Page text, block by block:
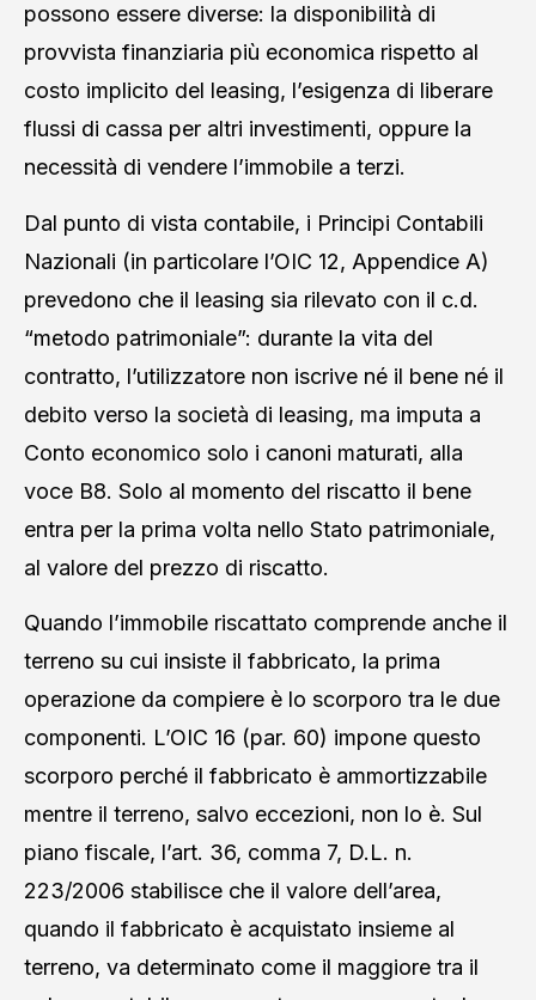
possono essere diverse: la disponibilità di
provvista finanziaria più economica rispetto al
costo implicito del leasing, l’esigenza di liberare
flussi di cassa per altri investimenti, oppure la
necessità di vendere l’immobile a terzi.
Dal punto di vista contabile, i Principi Contabili
Nazionali (in particolare l’OIC 12, Appendice A)
prevedono che il leasing sia rilevato con il c.d.
“metodo patrimoniale”: durante la vita del
contratto, l’utilizzatore non iscrive né il bene né il
debito verso la società di leasing, ma imputa a
Conto economico solo i canoni maturati, alla
voce B8. Solo al momento del riscatto il bene
entra per la prima volta nello Stato patrimoniale,
al valore del prezzo di riscatto.
Quando l’immobile riscattato comprende anche il
terreno su cui insiste il fabbricato, la prima
operazione da compiere è lo scorporo tra le due
componenti. L’OIC 16 (par. 60) impone questo
scorporo perché il fabbricato è ammortizzabile
mentre il terreno, salvo eccezioni, non lo è. Sul
piano fiscale, l’art. 36, comma 7, D.L. n.
223/2006 stabilisce che il valore dell’area,
quando il fabbricato è acquistato insieme al
terreno, va determinato come il maggiore tra il